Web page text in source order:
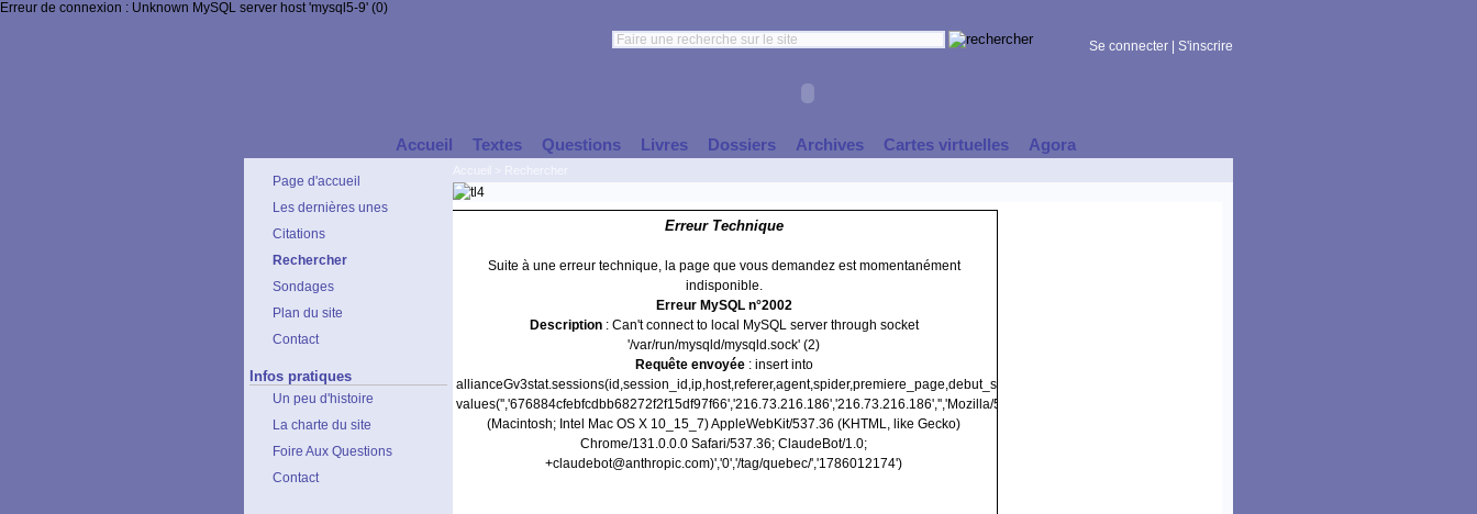
Erreur de connexion : Unknown MySQL server host 'mysql5-9' (0)
Se connecter S'inscrire
Accueil Textes Questions Livres Dossiers Archives Cartes virtuelles Agora
Page d'accueil
Les dernières unes
Citations
Rechercher
Sondages
Plan du site
Contact
Infos pratiques
Un peu d'histoire
La charte du site
Foire Aux Questions
Contact
Erreur Technique
Suite à une erreur technique, la page que vous demandez est momentanément
indisponible.
Erreur MySQL n°2002
Description: Can't connect to local MySQL server through socket
'/var/run/mysqld/mysqld.sock' (2)
Requête envoyée: insert into
allianceGv3stat.sessions(id,session_id,ip,host,referer,agent,spider,premiere_page,debut_session)
values('','676884cfebfcdbb68272f2f15df97f66','216.73.216.186','216.73.216.186','','Mozilla/5.0
(Macintosh; Intel Mac OS X 10_15_7) AppleWebKit/537.36 (KHTML, like Gecko)
Chrome/131.0.0.0 Safari/537.36; ClaudeBot/1.0;
+claudebot@anthropic.com)','0','/tag/quebec/','1786012174')